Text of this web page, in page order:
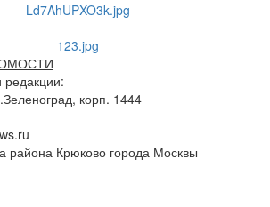
редакции:
корп. 1444
района Крюково города Москвы